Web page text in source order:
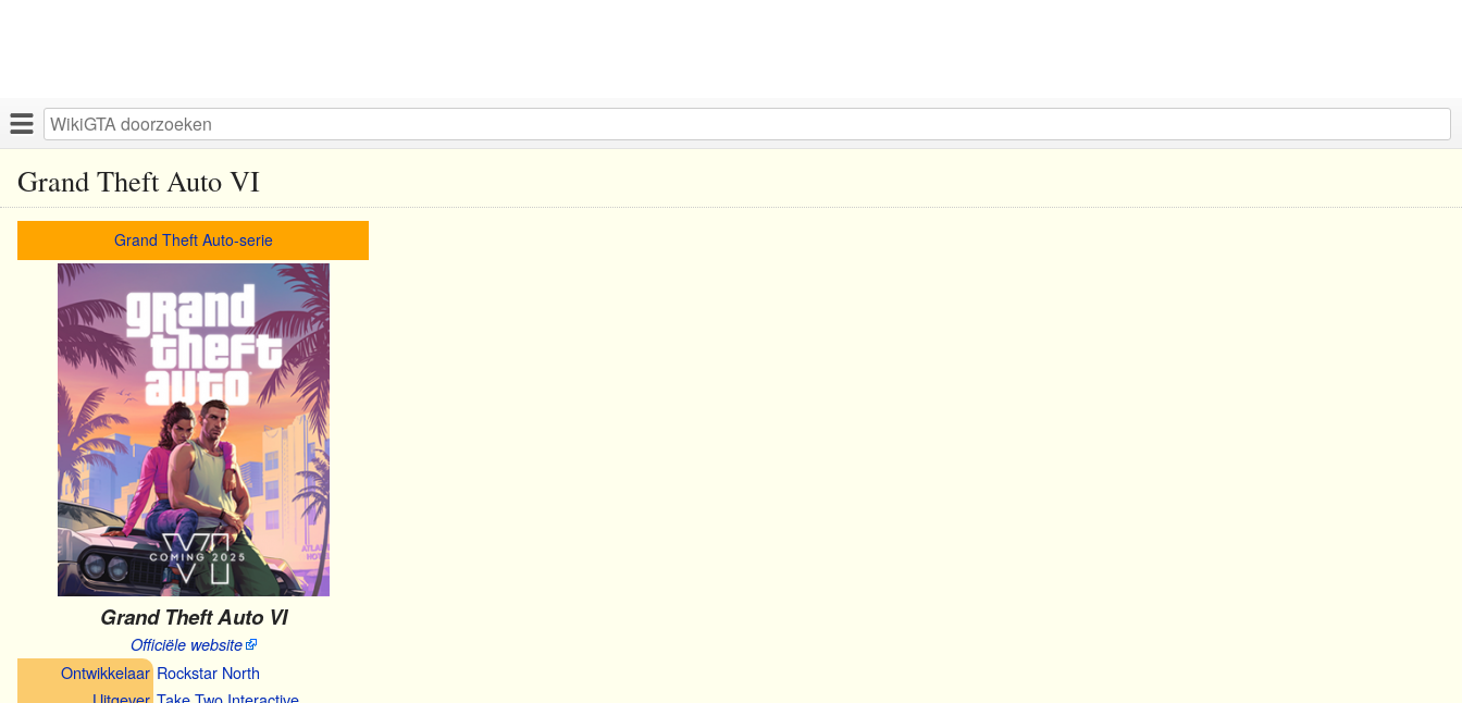
Grand Theft Auto VI
Grand Theft Auto-serie
Grand Theft Auto VI
Officiële website
Ontwikkelaar Rockstar North